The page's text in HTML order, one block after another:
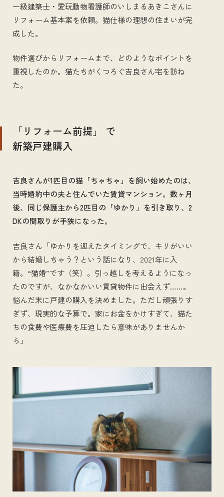
一級建築士・愛玩動物看護師のいしまるあきこさんに
リフォーム基本案を依頼。猫仕様の理想の住まいが完
成した。
物件選びからリフォームまで、どのようなポイントを
重視したのか。猫たちがくつろぐ吉良さん宅を訪ね
た。
「リフォーム前提」 で
新築戸建購入
吉良さんが1匹目の猫「ちゃちゃ」を飼い始めたのは、
当時婚約中の夫と住んでいた賃貸マンション。数ヶ月
後、同じ保護主から2匹目の「ゆかり」を引き取り、2
DKの間取りが手狭になった。
吉良さん「ゆかりを迎えたタイミングで、キリがいい
から結婚しちゃう？という話になり、2021年に入
籍。“猫婚”です（笑）。引っ越しを考えるようになっ
たのですが、なかなかいい賃貸物件に出会えず……。
悩んだ末に戸建の購入を決めました。ただし頑張りす
ぎず、現実的な予算で。家にお金をかけすぎて、猫た
ちの食費や医療費を圧迫したら意味がありませんか
ら」